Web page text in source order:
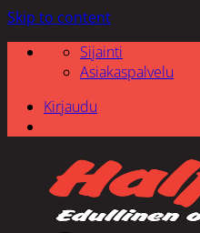
Skip to content
Sijainti
Asiakaspalvelu
Kirjaudu